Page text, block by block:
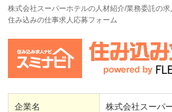
株式会社スーパーホテルの人材紹介/業務委託の求
住み込みの仕事求人応募フォーム
企業名 株式会社スーパ